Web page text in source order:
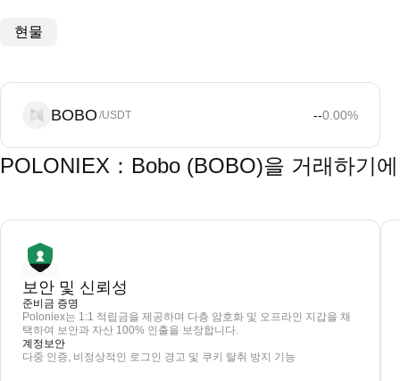
현물
BOBO /USDT --0.00%
POLONIEX：Bobo (BOBO)을 거래하기
보안 및 신뢰성
준비금 증명
Poloniex는 1:1 적립금을 제공하며 다층 암호화 및 오프라인 지갑을 채
택하여 보안과 자산 100% 인출을 보장합니다.
계정보안
다중 인증, 비정상적인 로그인 경고 및 쿠키 탈취 방지 기능